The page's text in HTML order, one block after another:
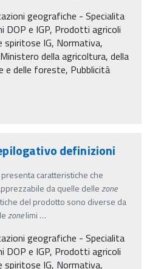
geografiche - Specialita
DOP e IGP, Prodotti agricoli
spiritose IG, Normativa,
della agricoltura, della
e delle foreste, Pubblicità
definizioni
caratteristiche che
da quelle dellezone
del prodotto sono diverse da
zonelimi …
geografiche - Specialita
DOP e IGP, Prodotti agricoli
spiritose IG, Normativa,